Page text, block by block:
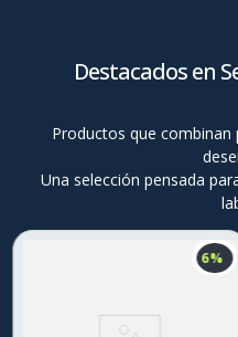
Destacados en
Productos que
Una selección pensada
6 %